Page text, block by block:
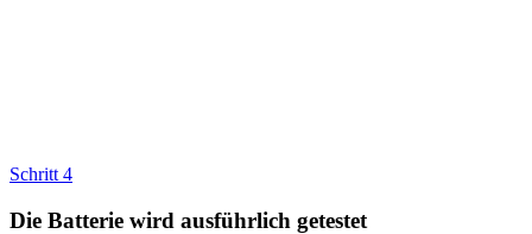
Schritt 4
Die Batterie wird ausführlich getestet